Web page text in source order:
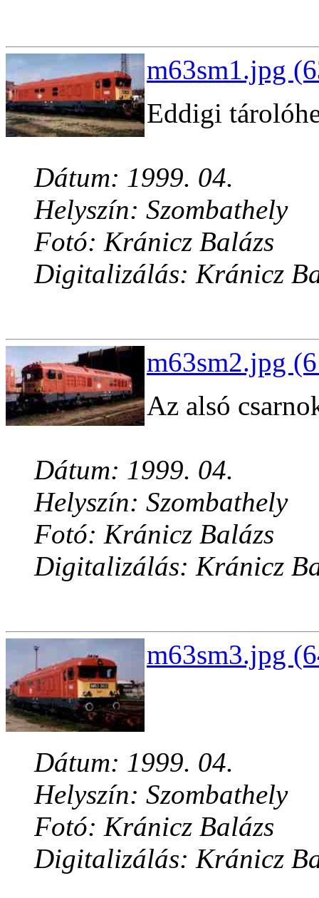
m63sm1.jpg
Eddigi
Dátum: 1999. 04.
Helyszín: Szombathely
Fotó: Kránicz Balázs
Digitalizálás: Kránicz
m63sm2.jpg
Az alsó
Dátum: 1999. 04.
Helyszín: Szombathely
Fotó: Kránicz Balázs
Digitalizálás: Kránicz
m63sm3.jpg
Dátum: 1999. 04.
Helyszín: Szombathely
Fotó: Kránicz Balázs
Digitalizálás: Kránicz